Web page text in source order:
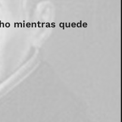
mientras quede